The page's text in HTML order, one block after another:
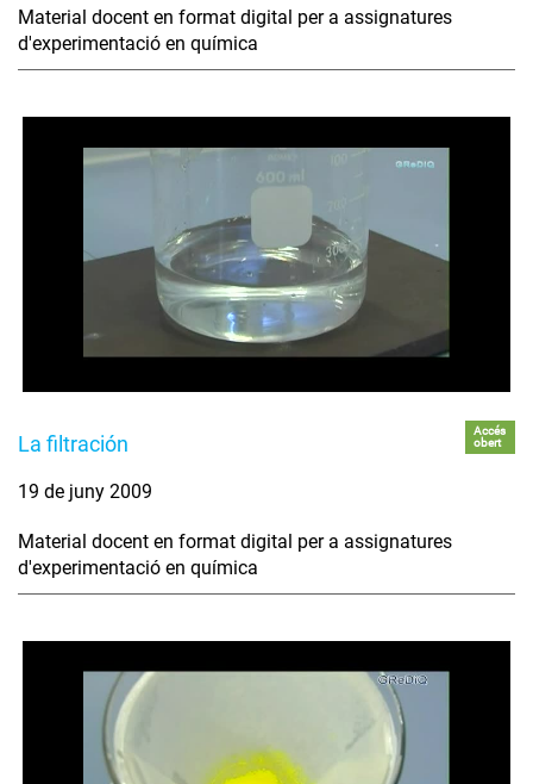
Material docent en format digital per a assignatures
d'experimentació en química
La filtración
Accés
obert
19 de juny 2009
Material docent en format digital per a assignatures
d'experimentació en química